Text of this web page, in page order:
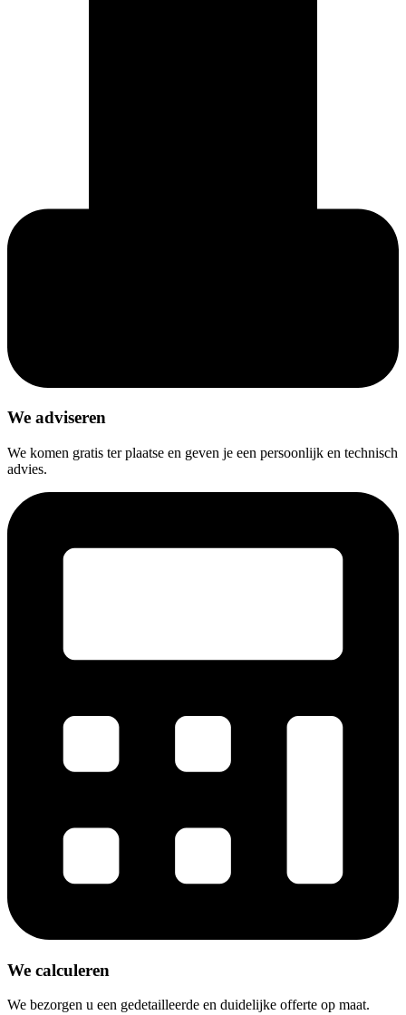
We adviseren
We komen gratis ter plaatse en geven je een persoonlijk en technisch
advies.
We calculeren
We bezorgen u een gedetailleerde en duidelijke offerte op maat.